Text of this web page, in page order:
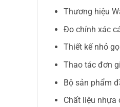
Thương hiệu
Đo chính xác
Thiết kế nhỏ
Thao tác đơn
Bộ sản phẩm
Chất liệu nhựa